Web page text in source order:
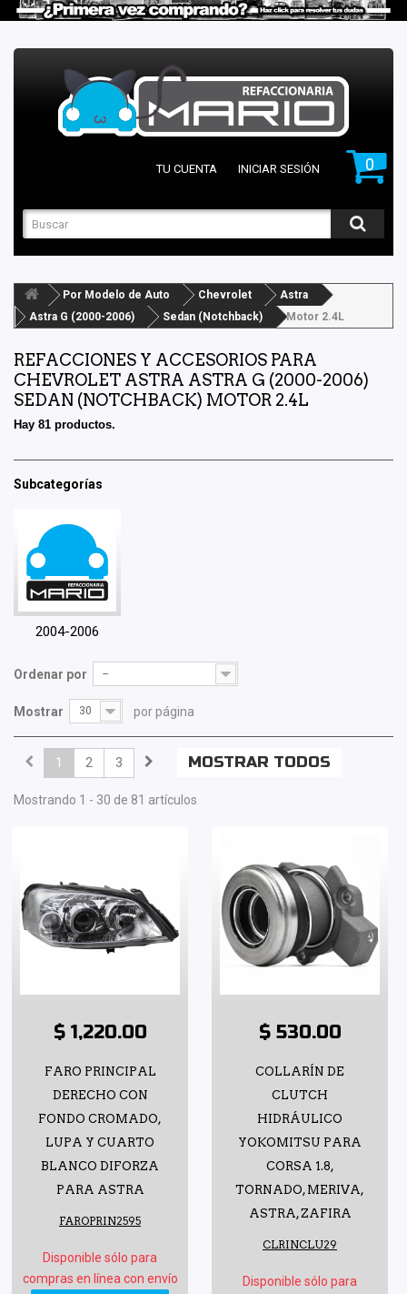
0
TU CUENTA INICIAR SESIÓN
Por Modelo de Auto Chevrolet
Astra
Astra G (2000-2006)
Sedan (Notchback) Motor 2.4L
REFACCIONES Y ACCESORIOS PARA
CHEVROLET ASTRA ASTRA G (2000-2006)
SEDAN (NOTCHBACK) MOTOR 2.4L
Hay 81 productos.
Subcategorías
2004-2006
Ordenar por --
Mostrar 30 por página
MOSTRAR TODOS
1 2 3
Mostrando 1 - 30 de 81 artículos
$ 1,220.00
FARO PRINCIPAL
DERECHO CON
FONDO CROMADO,
LUPA Y CUARTO
BLANCO DIFORZA
PARA ASTRA
FAROPRIN2595
Disponible sólo para
compras en línea con envío
$ 530.00
COLLARÍN DE
CLUTCH
HIDRÁULICO
YOKOMITSU PARA
CORSA 1.8,
TORNADO, MERIVA,
ASTRA, ZAFIRA
CLRINCLU29
Disponible sólo para